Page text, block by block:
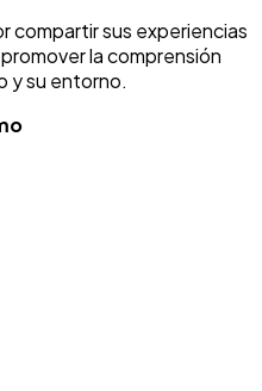
compartir sus experiencias
la comprensión
y su entorno.